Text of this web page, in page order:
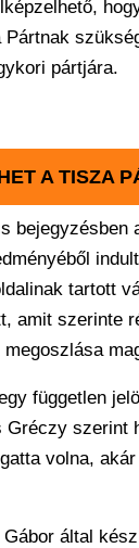
pártjára.
A TISZA
bejegyzésben
tartott
amit szerinte
független
szerint
volna,
által